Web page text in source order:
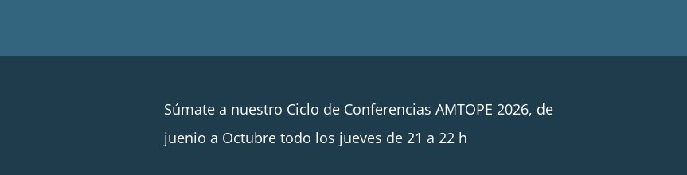
Súmate a nuestro Ciclo de Conferencias AMTOPE 2026, de
juenio a Octubre todo los jueves de 21 a 22 h